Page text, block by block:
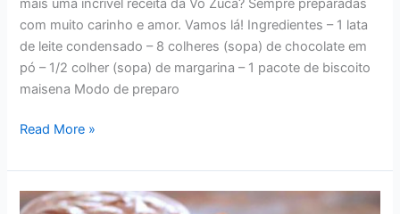
com muito carinho e amor. Vamos lá! Ingredientes – 1 lata
de leite condensado – 8 colheres (sopa) de chocolate em
pó – 1/2 colher (sopa) de margarina – 1 pacote de biscoito
maisena Modo de preparo
RECEITAS
DELICIOSA
PALHA
Read More »